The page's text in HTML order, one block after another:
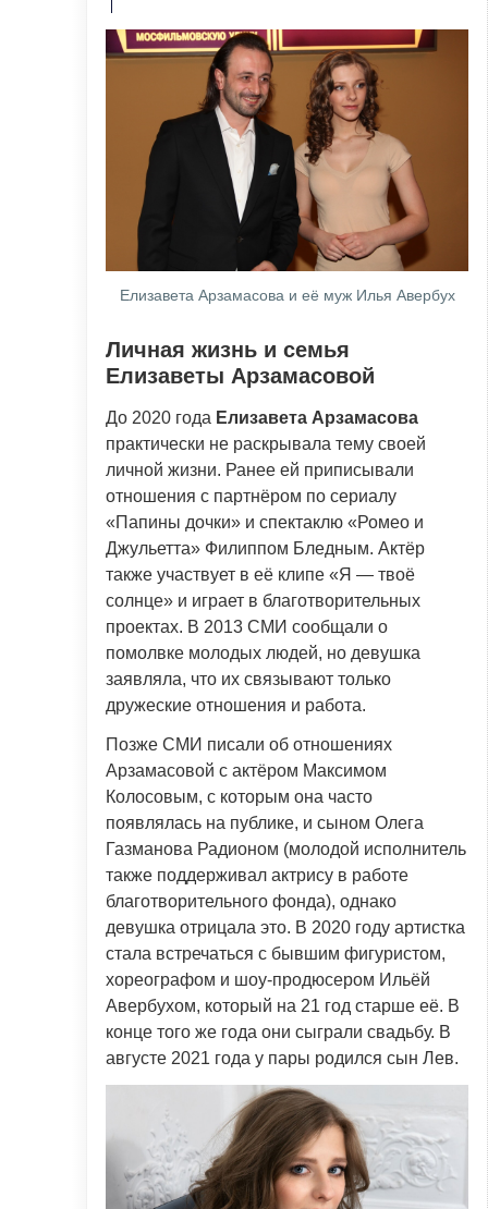
Елизавета Арзамасова и её муж Илья Авербух
Личная жизнь и семья
Елизаветы Арзамасовой
До 2020 года Елизавета Арзамасова
практически не раскрывала тему своей
личной жизни. Ранее ей приписывали
отношения с партнёром по сериалу
«Папины дочки» и спектаклю «Ромео и
Джульетта» Филиппом Бледным. Актёр
также участвует в её клипе «Я — твоё
солнце» и играет в благотворительных
проектах. В 2013 СМИ сообщали о
помолвке молодых людей, но девушка
заявляла, что их связывают только
дружеские отношения и работа.
Позже СМИ писали об отношениях
Арзамасовой с актёром Максимом
Колосовым, с которым она часто
появлялась на публике, и сыном Олега
Газманова Радионом (молодой исполнитель
также поддерживал актрису в работе
благотворительного фонда), однако
девушка отрицала это. В 2020 году артистка
стала встречаться с бывшим фигуристом,
хореографом и шоу-продюсером Ильёй
Авербухом, который на 21 год старше её. В
конце того же года они сыграли свадьбу. В
августе 2021 года у пары родился сын Лев.